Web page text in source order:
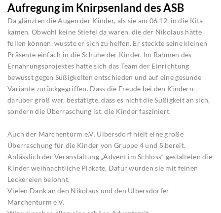
Aufregung im Knirpsenland des ASB
Da glänzten die Augen der Kinder, als sie am 06.12. in die Kita
kamen. Obwohl keine Stiefel da waren, die der Nikolaus hätte
füllen können, wusste er sich zu helfen. Er steckte seine kleinen
Präsente einfach in die Schuhe der Kinder. Im Rahmen des
Ernährungsprojektes hatte sich das Team der Einrichtung
bewusst gegen Süßigkeiten entschieden und auf eine gesunde
Variante zurückgegriffen. Dass die Freude bei den Kindern
darüber groß war, bestätigte, dass es nicht die Süßigkeit an sich,
sondern die Überraschung ist, die Kinder fasziniert.
Auch der Märchenturm e.V. Ulbersdorf hielt eine große
Überraschung für die Kinder von Gruppe 4 und 5 bereit.
Anlässlich der Veranstaltung „Advent im Schloss“ gestalteten die
Kinder weihnachtliche Plakate. Dafür wurden sie mit feinen
Leckereien belohnt.
Vielen Dank an den Nikolaus und den Ulbersdorfer
Märchenturm e.V.